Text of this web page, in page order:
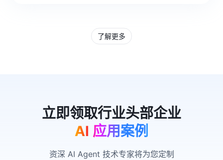
了解更多
AI 应用案例
资深 AI Agent 技术专家将为您定制